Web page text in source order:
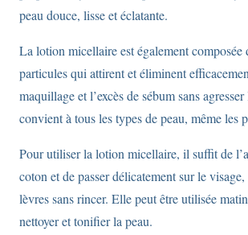
peau douce, lisse et éclatante.
La lotion micellaire est également composée
particules qui attirent et éliminent
maquillage et l’excès de sébum sans
convient à tous les types de peau, même les
Pour utiliser la lotion micellaire, il suffit de
coton et de passer délicatement sur le
lèvres sans rincer. Elle peut être utilisée
nettoyer et tonifier la peau.